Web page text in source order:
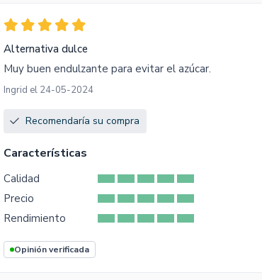
Alternativa dulce
Muy buen endulzante para evitar el azúcar.
Ingrid el 24-05-2024
Recomendaría su compra
Características
Calidad
Precio
Rendimiento
Opinión verificada